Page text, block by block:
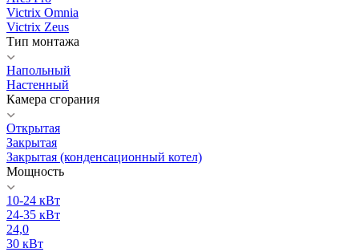
Victrix Omnia
Victrix Zeus
Тип монтажа
Напольный
Настенный
Камера сгорания
Открытая
Закрытая
Закрытая (конденсационный котел)
Мощность
10-24 кВт
24-35 кВт
24,0
30 кВт